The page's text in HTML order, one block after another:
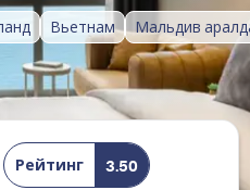
Вьетнам Мальдив
Рейтинг 3.50